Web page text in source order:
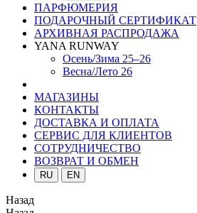
ПАРФЮМЕРИЯ
ПОДАРОЧНЫЙ СЕРТИФИКАТ
АРХИВНАЯ РАСПРОДАЖА
YANA RUNWAY
Осень/Зима 25–26
Весна/Лето 26
МАГАЗИНЫ
КОНТАКТЫ
ДОСТАВКА И ОПЛАТА
СЕРВИС ДЛЯ КЛИЕНТОВ
СОТРУДНИЧЕСТВО
ВОЗВРАТ И ОБМЕН
RU EN
Назад